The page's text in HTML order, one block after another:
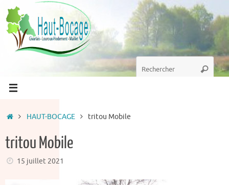
Passer
au
contenu
Recherche
pour
Accueil
HAUT-BOCAGE tritou Mobile
tritou Mobile
15 juillet 2021